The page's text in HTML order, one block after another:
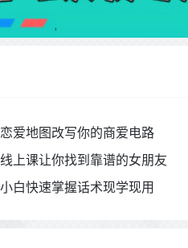
爱地图改写你的商爱电路
上课让你找到靠谱的女朋友
白快速掌握话术现学现用